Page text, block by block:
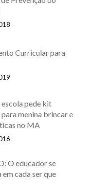
Curricular para
escola pede kit
menina brincar e
no MA
O educador se
cada ser que